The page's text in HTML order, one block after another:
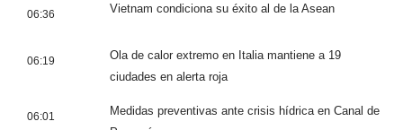
06:36 Vietnam condiciona su éxito al de la Asean
06:19
Ola de calor extremo en Italia mantiene a 19
ciudades en alerta roja
06:01
Medidas preventivas ante crisis hídrica en Canal de